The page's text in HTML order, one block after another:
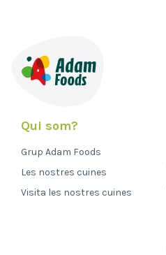
Qui som?
Grup Adam Foods
Les nostres cuines
Visita les nostres cuines